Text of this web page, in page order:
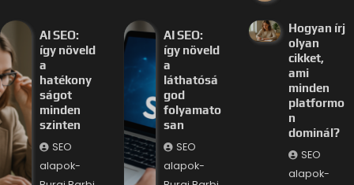
AI SEO:
így növeld
a
hatékony
ságot
minden
szinten
SEO
alapok-
AI SEO:
így növeld
a
láthatósá
god
folyamato
san
SEO
alapok-
Hogyan írj
olyan
cikket,
ami
minden
platformo
n
dominál?
SEO
alapok-